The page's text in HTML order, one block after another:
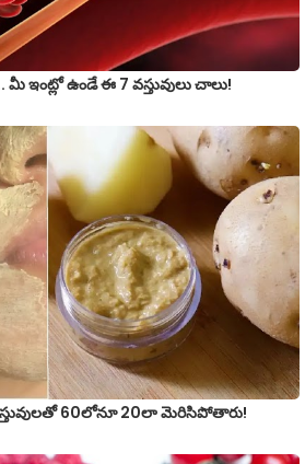
మీ ఇంట్లో ఉండే ఈ 7 వస్తువులు చాలు!
60లోనూ 20లా మెరిసిపోతారు!